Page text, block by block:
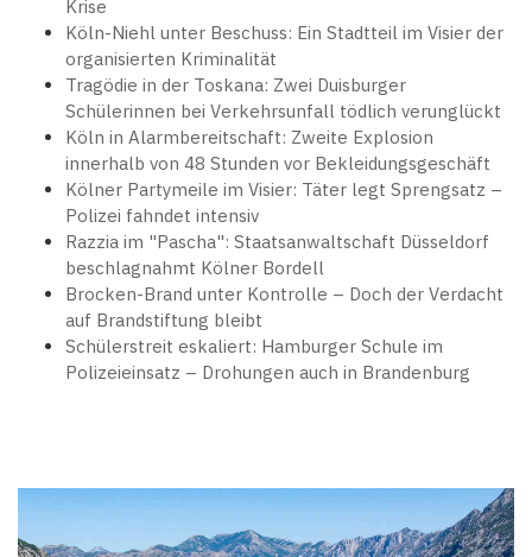
Krise
Köln-Niehl unter Beschuss: Ein Stadtteil im Visier der
organisierten Kriminalität
Tragödie in der Toskana: Zwei Duisburger
Schülerinnen bei Verkehrsunfall tödlich verunglückt
Köln in Alarmbereitschaft: Zweite Explosion
innerhalb von 48 Stunden vor Bekleidungsgeschäft
Kölner Partymeile im Visier: Täter legt Sprengsatz –
Polizei fahndet intensiv
Razzia im "Pascha": Staatsanwaltschaft Düsseldorf
beschlagnahmt Kölner Bordell
Brocken-Brand unter Kontrolle – Doch der Verdacht
auf Brandstiftung bleibt
Schülerstreit eskaliert: Hamburger Schule im
Polizeieinsatz – Drohungen auch in Brandenburg